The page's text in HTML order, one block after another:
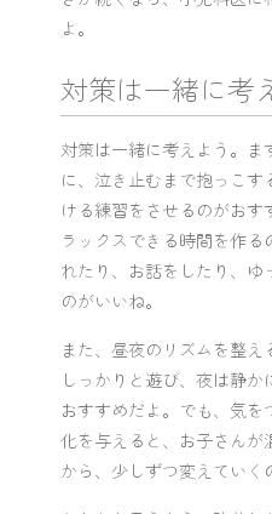
よ。
対策は一緒に考
対策は一緒に考えよう。ま
に、泣き止むまで抱っこ
ける練習をさせるのがおす
ラックスできる時間を作
れたり、お話をしたり、
のがいいね。
また、昼夜のリズムを整
しっかりと遊び、夜は静
おすすめだよ。でも、気
化を与えると、お子さんが
から、少しずつ変えていく